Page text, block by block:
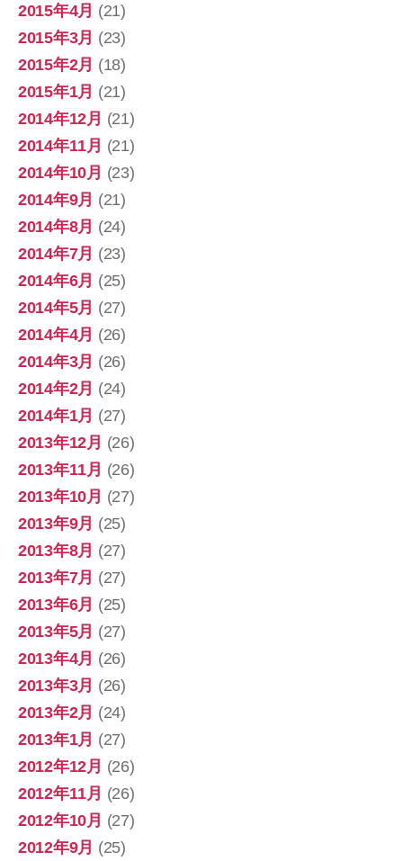
2015年4月 (21)
2015年3月 (23)
2015年2月 (18)
2015年1月 (21)
2014年12月 (21)
2014年11月 (21)
2014年10月 (23)
2014年9月 (21)
2014年8月 (24)
2014年7月 (23)
2014年6月 (25)
2014年5月 (27)
2014年4月 (26)
2014年3月 (26)
2014年2月 (24)
2014年1月 (27)
2013年12月 (26)
2013年11月 (26)
2013年10月 (27)
2013年9月 (25)
2013年8月 (27)
2013年7月 (27)
2013年6月 (25)
2013年5月 (27)
2013年4月 (26)
2013年3月 (26)
2013年2月 (24)
2013年1月 (27)
2012年12月 (26)
2012年11月 (26)
2012年10月 (27)
2012年9月 (25)